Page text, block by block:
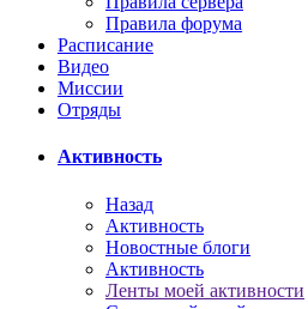
Правила форума
Расписание
Видео
Миссии
Отряды
Активность
Назад
Активность
Новостные блоги
Активность
Ленты моей активности